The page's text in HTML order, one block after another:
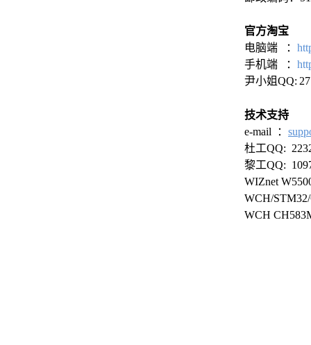
官方淘宝
电脑端 ：
手机端 ：
尹小姐QQ:
技术支持
e-mail ：
杜工QQ:
黎工QQ:
WIZnet
WCH/
WCH